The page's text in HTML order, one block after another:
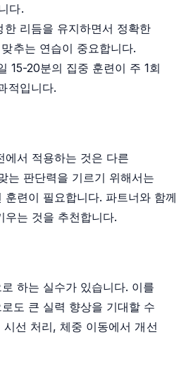
다.
한 리듬을 유지하면서 정확한
추는 연습이 중요합니다.
15-20분의 집중 훈련이 주 1회
적입니다.
에서 적용하는 것은 다른
는 판단력을 기르기 위해서는
련이 필요합니다. 파트너와 함께
우는 것을 추천합니다.
하는 실수가 있습니다. 이를
도 큰 실력 향상을 기대할 수
선 처리, 체중 이동에서 개선